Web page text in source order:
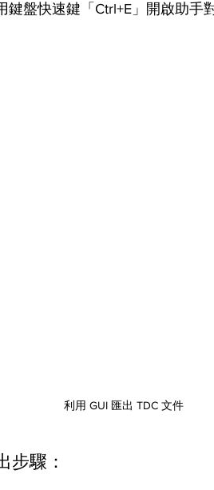
鍵盤快速鍵「Ctrl+E」開啟助手
利用 GUI 匯出 TDC 文件
步驟：